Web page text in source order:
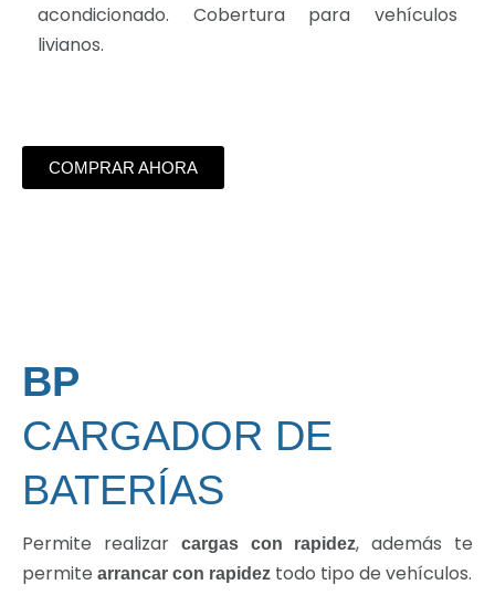
acondicionado. Cobertura para vehículos
livianos.
COMPRAR AHORA
BP
CARGADOR DE
BATERÍAS
Permite realizar cargas con rapidez, además te
permite arrancar con rapidez todo tipo de vehículos.